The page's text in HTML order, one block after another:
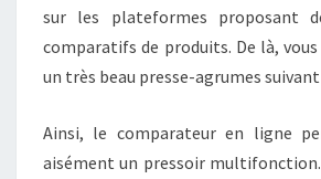
sur les plateformes proposant
comparatifs de produits. De là,
un très beau presse-agrumes
Ainsi, le comparateur en ligne
aisément un pressoir